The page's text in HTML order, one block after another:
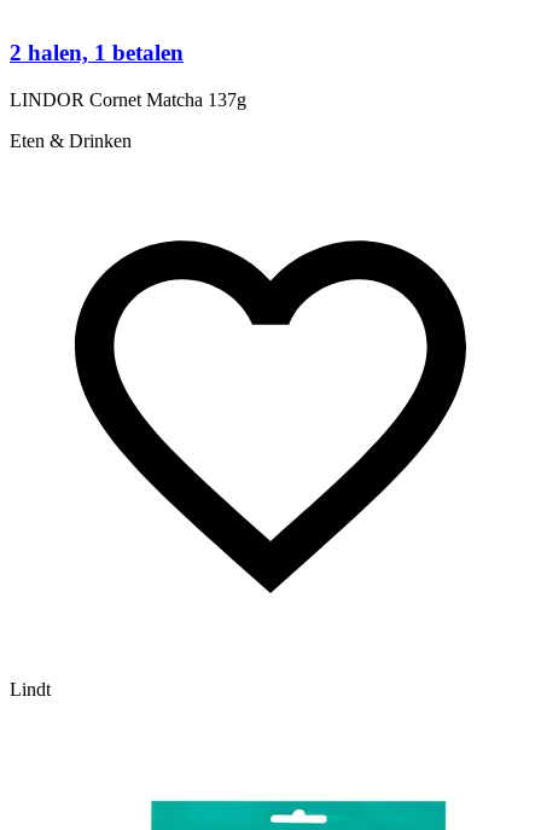
2 halen, 1 betalen
LINDOR Cornet Matcha 137g
Eten & Drinken
Lindt